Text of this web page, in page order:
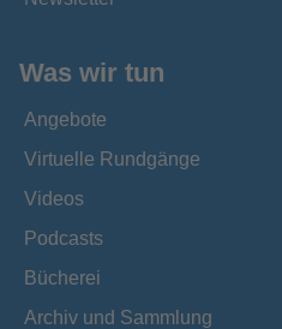
Was wir tun
Angebote
Virtuelle Rundgänge
Videos
Podcasts
Bücherei
Archiv und Sammlung